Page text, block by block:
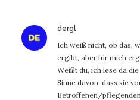
dergl
Ich weiß nicht, ob das,
ergibt, aber für mich
Weißt du, ich lese da
Sinne davon, dass sie
Betroffenen/